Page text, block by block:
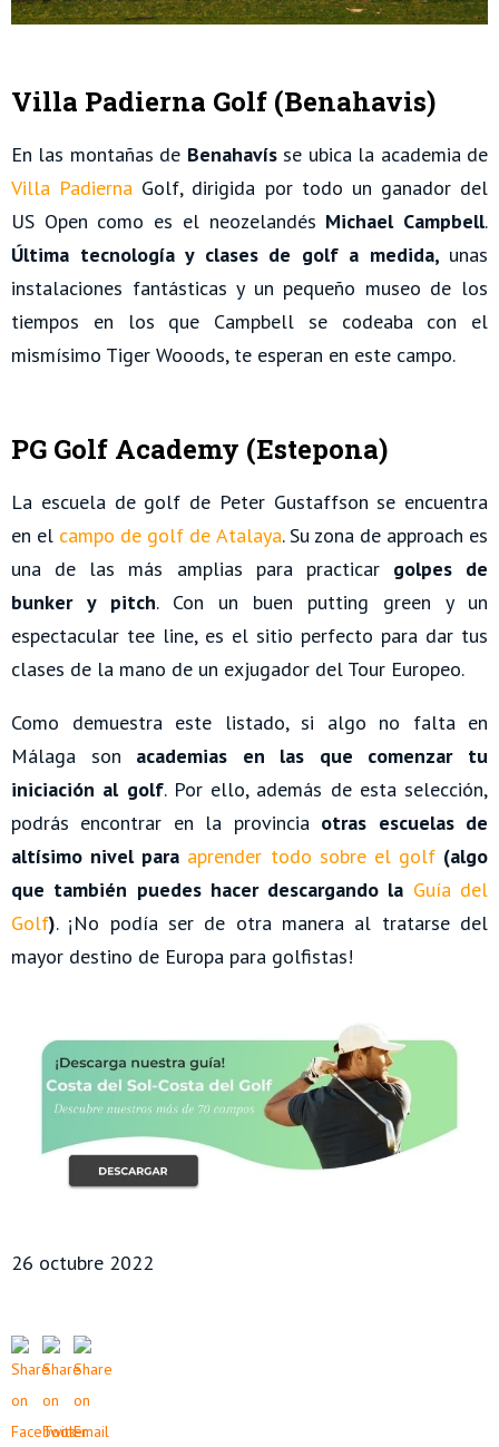
Villa Padierna Golf (Benahavis)
En las montañas de Benahavísse ubica la academia de
Villa Padierna Golf, dirigida por todo un ganador del
US Open como es el neozelandés Michael Campbell.
Última tecnología y clases de golf a medida, unas
instalaciones fantásticas y un pequeño museo de los
tiempos en los que Campbell se codeaba con el
mismísimo Tiger Wooods, te esperan en este campo.
PG Golf Academy (Estepona)
La escuela de golf de Peter Gustaffson se encuentra
en el campo de golf de Atalaya. Su zona de approach es
una de las más amplias para practicar golpes de
bunker y pitch. Con un buen putting green y un
espectacular tee line, es el sitio perfecto para dar tus
clases de la mano de un exjugador del Tour Europeo.
Como demuestra este listado, si algo no falta en
Málaga son academias
en las que comenzar tu
iniciación al golf. Por ello, además de esta selección,
podrás encontrar en la provincia otras escuelas de
altísimo nivel para aprender todo sobre el golf(algo
que también puedes hacer descargando la Guía del
Golf). ¡No podía ser de otra manera al tratarse del
mayor destino de Europa para golfistas!
26 octubre 2022